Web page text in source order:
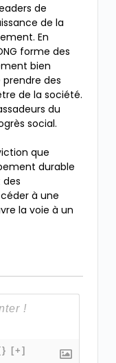
de
de la
En
forme des
bien
des
de la société.
du
social.
que
durable
des
à une
la voie à un
[+]